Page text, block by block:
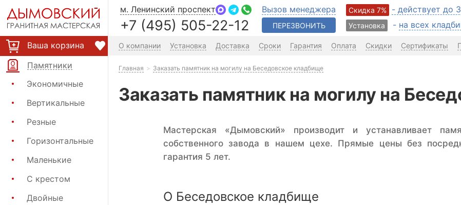
Ваша корзина
Памятники
Экономичные
Вертикальные
Резные
Горизонтальные
Маленькие
С крестом
Двойные
м. Ленинский проспект
+7 (495) 505-22-12
Вызов менеджера
ПЕРЕЗВОНИТЬ
Скидка 7% - действует до
Установка - на всех
О компании Установка Доставка Сроки Гарантия Оплата Скидки Сертификаты
Главная Заказать памятник на могилу на Беседовское кладбище
Заказать памятник на могилу на
Мастерская «Дымовский» производит и устанавливает
собственного завода в нашем цехе. Прямые цены без
гарантия 5 лет.
О Беседовское кладбище